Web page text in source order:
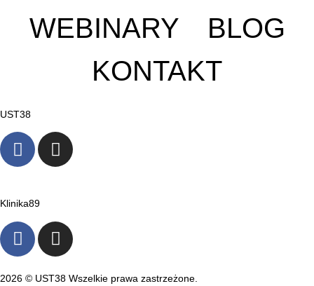
WEBINARY
BLOG
KONTAKT
UST38
Klinika89
2026 © UST38 Wszelkie prawa zastrzeżone.